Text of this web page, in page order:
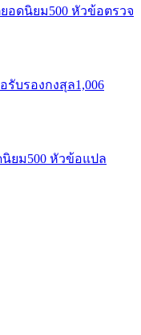
อดนิยม500 หัวข้อตรวจ
รับรองกงสุล1,006
นิยม500 หัวข้อแปล